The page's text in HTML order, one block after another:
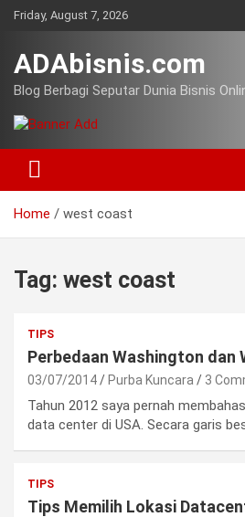
SkipFriday, August 7, 2026
ADAbisnis.com
Blog Berbagi Seputar Dunia Bisnis
Home west coast
Tag: west coast
TIPS
Perbedaan Washington dan
03/07/2014 Purba Kuncara 3
Tahun 2012 saya pernah
data center di USA. Secara garis
TIPS
Tips Memilih Lokasi